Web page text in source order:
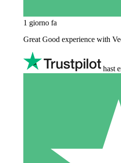
1 giorno fa
Great Good experience with
hast